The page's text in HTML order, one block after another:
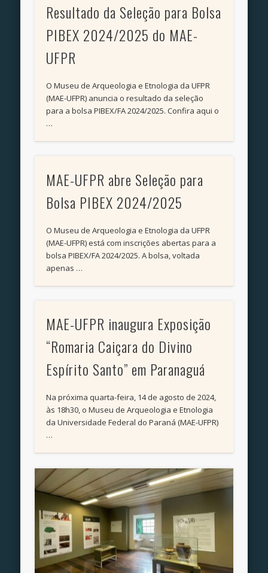
Resultado da Seleção para Bolsa
PIBEX 2024/2025 do MAE-
UFPR
O Museu de Arqueologia e Etnologia da UFPR
(MAE-UFPR) anuncia o resultado da seleção
para a bolsa PIBEX/FA 2024/2025. Confira aqui o
…
MAE-UFPR abre Seleção para
Bolsa PIBEX 2024/2025
O Museu de Arqueologia e Etnologia da UFPR
(MAE-UFPR) está com inscrições abertas para a
bolsa PIBEX/FA 2024/2025. A bolsa, voltada
apenas …
MAE-UFPR inaugura Exposição
“Romaria Caiçara do Divino
Espírito Santo” em Paranaguá
Na próxima quarta-feira, 14 de agosto de 2024,
às 18h30, o Museu de Arqueologia e Etnologia
da Universidade Federal do Paraná (MAE-UFPR)
…